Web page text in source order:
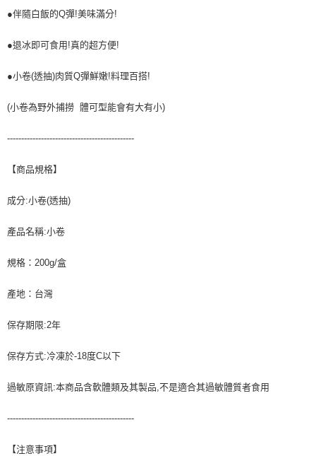
●伴隨白飯的Q彈!美味滿分!
●退冰即可食用!真的超方便!
●小卷(透抽)肉質Q彈鮮嫩!料理百搭!
(小卷為野外捕撈 體可型能會有大有小)
---------------------------------------------
【商品規格】
成分:小卷(透抽)
產品名稱:小卷
規格：200g/盒
產地：台灣
保存期限:2年
保存方式:冷凍於-18度C以下
過敏原資訊:本商品含軟體類及其製品,不是適合其過敏體質者食用
---------------------------------------------
【注意事項】